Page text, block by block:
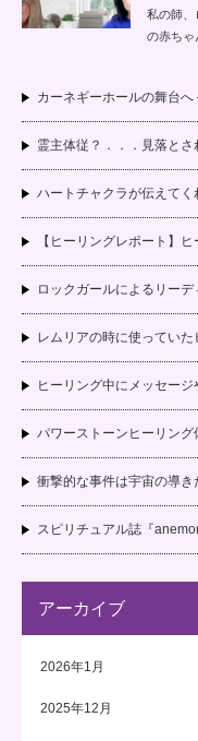
私の師、
の赤ちゃ
カーネギーホールの舞台
霊主体従？．．．見落と
ハートチャクラが伝えて
【ヒーリングレポート】
ロックガールによるリー
レムリアの時に使ってい
ヒーリング中にメッセー
パワーストーンヒーリング
衝撃的な事件は宇宙の導
スピリチュアル誌『
アーカイブ
2026年1月
2025年12月